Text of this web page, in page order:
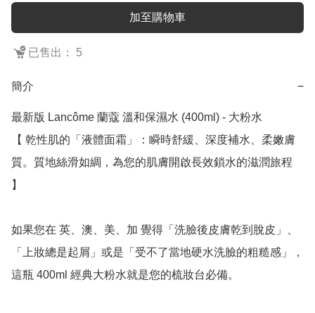
加至購物車
已售出： 5
簡介 −
最新版 Lancôme 蘭蔻 溫和保濕水 (400ml) - 大粉水
【 乾性肌的「液體面霜」：瞬時舒緩、深度補水、柔嫩膚
質。質地絲滑如綢，為您的肌膚開啟長效鎖水的滋潤旅程
】
如果您在 英、澳、美、加 覺得「洗臉後皮膚乾到脫皮」、
「上妝總是起屑」或是「受不了當地硬水洗臉的粗糙感」，
這瓶 400ml 經典大粉水就是您的梳妝台必備。